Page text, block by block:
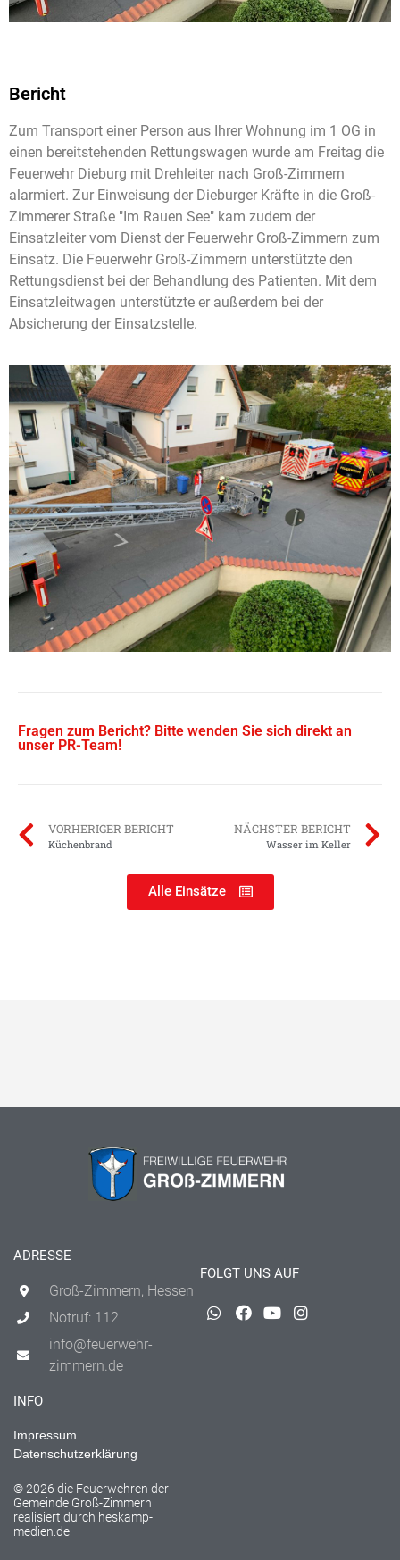
Bericht
Zum Transport einer Person aus Ihrer Wohnung im 1 OG in
einen bereitstehenden Rettungswagen wurde am Freitag die
Feuerwehr Dieburg mit Drehleiter nach Groß-Zimmern
alarmiert. Zur Einweisung der Dieburger Kräfte in die Groß-
Zimmerer Straße "Im Rauen See" kam zudem der
Einsatzleiter vom Dienst der Feuerwehr Groß-Zimmern zum
Einsatz. Die Feuerwehr Groß-Zimmern unterstützte den
Rettungsdienst bei der Behandlung des Patienten. Mit dem
Einsatzleitwagen unterstützte er außerdem bei der
Absicherung der Einsatzstelle.
Fragen zum Bericht? Bitte wenden Sie sich direkt an
unser PR-Team!
VORHERIGER BERICHT
Küchenbrand
NÄCHSTER BERICHT
Wasser im Keller
Alle Einsätze
ADRESSE
Groß-Zimmern, Hessen
Notruf: 112
info@feuerwehr-
zimmern.de
FOLGT UNS AUF
INFO
Impressum
Datenschutzerklärung
© 2026 die Feuerwehren der
Gemeinde Groß-Zimmern
realisiert durch heskamp-
medien.de